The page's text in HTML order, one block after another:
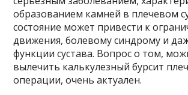
образованием камней в плечевом
состояние может привести к
движения, болевому синдрому и
функции сустава. Вопрос о том,
вылечить калькулезный бурсит
операции, очень актуален.